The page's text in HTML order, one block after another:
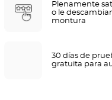
Plenamente
o le
montura
30 días de
gratuita para